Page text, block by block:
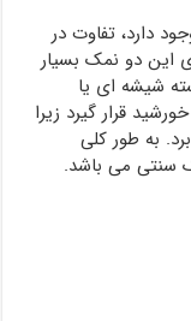
دارد، تفاوت در
این دو نمک بسیار
شیشه ای یا
قرار گیرد زیرا
به طور کلی
سنتی می باشد.